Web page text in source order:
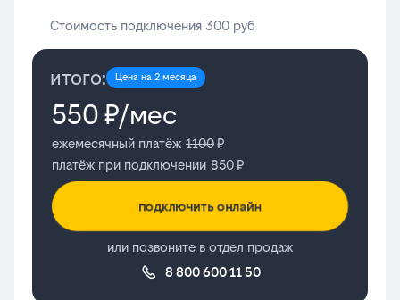
Стоимость подключения 300 руб
итого: Цена на 2 месяца
550 ₽/мес
ежемесячный платёж 1100₽
платёж при подключении 850₽
подключить онлайн
или позвоните в отдел продаж
8 800 600 11 50